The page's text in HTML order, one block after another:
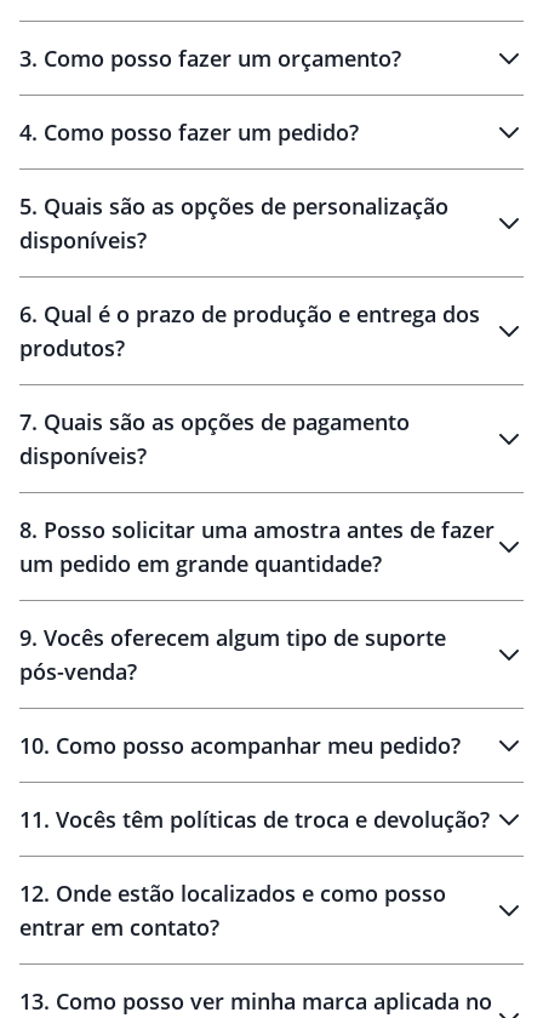
personalizados
3. Como posso fazer um orçamento?
brinde
personalização
4. Como posso fazer um pedido?
amostra virtual
5. Quais são as opções de personalização
disponíveis?
6. Qual é o prazo de produção e entrega dos
produtos?
10 dias
brinde
48 horas
7. Quais são as opções de pagamento
disponíveis?
8. Posso solicitar uma amostra antes de fazer
um pedido em grande quantidade?
amostras
9. Vocês oferecem algum tipo de suporte
pós-venda?
10. Como posso acompanhar meu pedido?
11. Vocês têm políticas de troca e devolução?
30 dias
12. Onde estão localizados e como posso
entrar em contato?
13. Como posso ver minha marca aplicada no